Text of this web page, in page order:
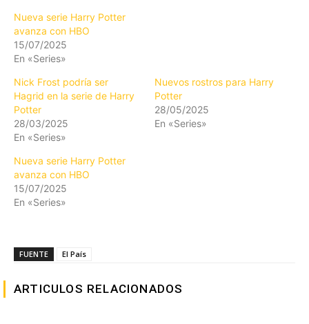
Nueva serie Harry Potter
avanza con HBO
15/07/2025
En «Series»
Nick Frost podría ser
Hagrid en la serie de Harry
Potter
28/03/2025
En «Series»
Nuevos rostros para Harry
Potter
28/05/2025
En «Series»
Nueva serie Harry Potter
avanza con HBO
15/07/2025
En «Series»
FUENTE El País
ARTICULOS RELACIONADOS